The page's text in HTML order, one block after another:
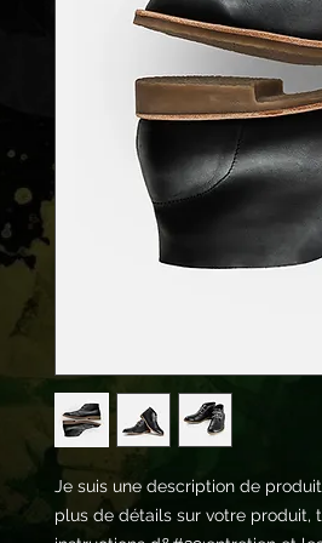
Je suis une description de
plus de détails sur votre produit,